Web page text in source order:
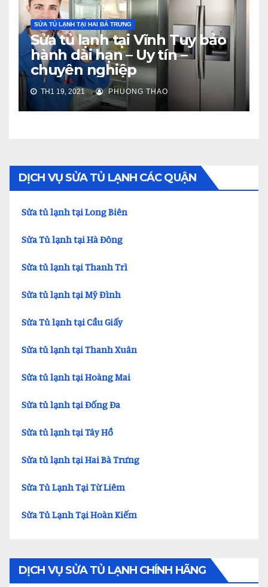
SỬA TỦ LẠNH TẠI HAI BÀ TRƯNG
Sửa tủ lạnh tại Vĩnh Tuy bảo
hành dài hạn – Uy tín –
chuyên nghiệp
TH1 19, 2021 PHUONG THAO
DỊCH VỤ SỬA TỦ LẠNH CÁC QUẬN
Sửa tủ lạnh tại Long Biên
Sửa Tủ lạnh tại Hà Đông
Sửa tủ lạnh tại Thanh Trì
Sửa tủ lạnh tại Mỹ Đình
Sửa Tủ lạnh tại Cầu Giấy
Sửa tủ lạnh tại Thanh Xuân
Sửa tủ lạnh tại Hoàng Mai
Sửa tủ lạnh tại Đống Đa
Sửa tủ lạnh tại Tây Hồ
Sửa tủ lạnh tại Hai Bà Trưng
Sửa Tủ Lạnh Tại Từ Liêm
Sửa Tủ Lạnh Tại Hoàn Kiếm
DỊCH VỤ SỬA TỦ LẠNH CHÍNH HÃNG